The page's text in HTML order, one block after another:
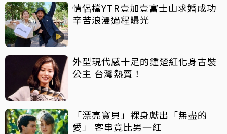
情侶檔YTR壹加壹富士山求婚成功
辛苦浪漫過程曝光
外型現代感十足的鍾楚紅化身古裝
公主 台灣熱賣！
「漂亮寶貝」裸身獻出「無盡的
愛」 客串竟比男一紅